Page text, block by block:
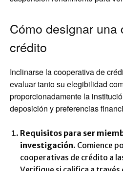
Cómo designar una
crédito
Inclinarse la cooperativa de
evaluar tanto su elegibilidad
proporcionadamente la
deposición y preferencias
Requisitos para ser
investigación. Comience
cooperativas de crédito a